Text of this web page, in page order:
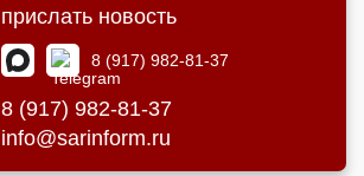
прислать новость
8 (917) 982-81-37
8 (917) 982-81-37
info@sarinform.ru